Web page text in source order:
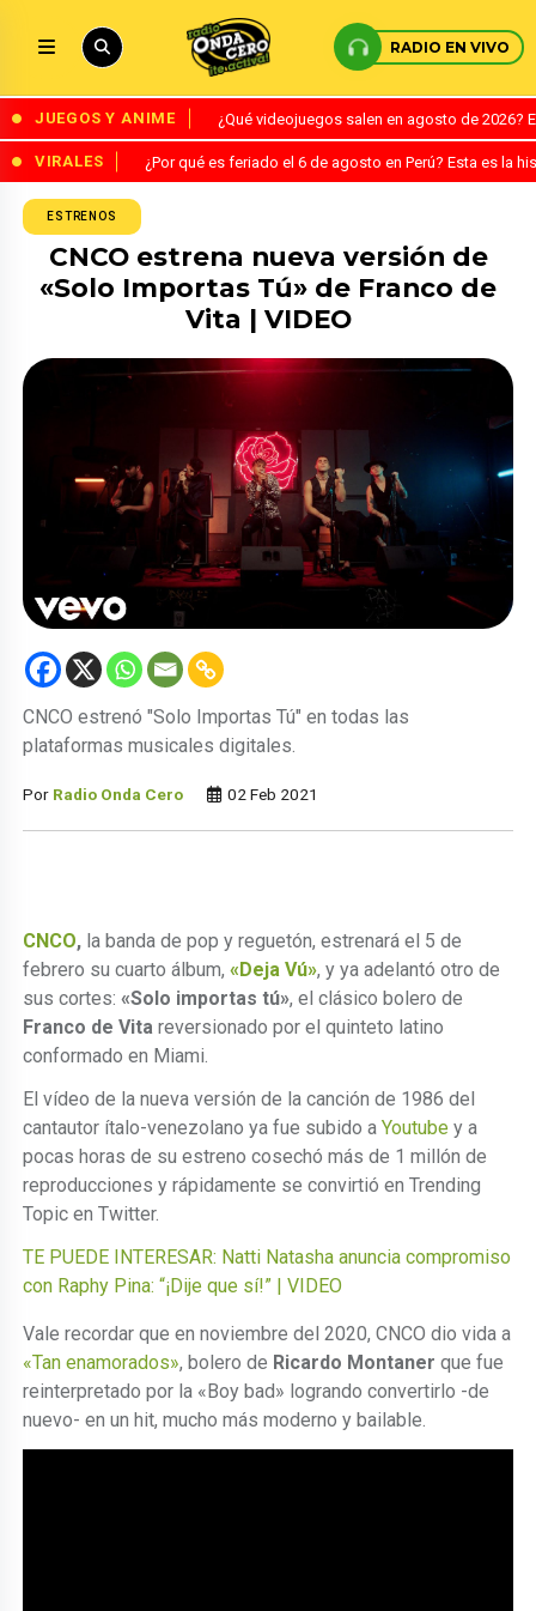
RADIO EN VIVO
JUEGOS Y ANIME ¿Qué videojuegos salen en agosto de
VIRALES ¿Por qué es feriado el 6 de agosto en Perú? Esta es la
ESTRENOS
CNCO estrena nueva versión de
«Solo Importas Tú» de Franco de
Vita | VIDEO
CNCO estrenó "Solo Importas Tú" en todas las
plataformas musicales digitales.
Por Radio Onda Cero 02 Feb 2021
CNCO, la banda de pop y reguetón, estrenará el 5 de
febrero su cuarto álbum,«Deja Vú», y ya adelantó otro de
sus cortes:«Solo importas tú», el clásico bolero de
Franco de Vita reversionado por el quinteto latino
conformado en Miami.
El vídeo de la nueva versión de la canción de 1986 del
cantautor ítalo-venezolano ya fue subido aYoutube y a
pocas horas de su estreno cosechó más de 1 millón de
reproducciones y rápidamente se convirtió en Trending
Topic en Twitter.
TE PUEDE INTERESAR: Natti Natasha anuncia compromiso
con Raphy Pina: “¡Dije que sí!” | VIDEO
Vale recordar que en noviembre del 2020, CNCO dio vida a
«Tan enamorados», bolero de Ricardo Montaner que fue
reinterpretado por la «Boy bad» logrando convertirlo -de
nuevo- en un hit, mucho más moderno y bailable.